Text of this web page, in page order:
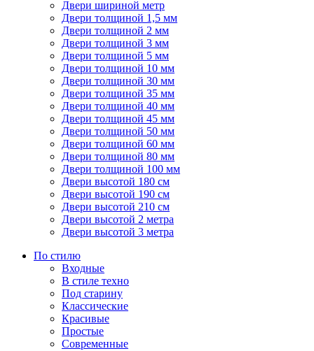
Двери шириной метр
Двери толщиной 1,5 мм
Двери толщиной 2 мм
Двери толщиной 3 мм
Двери толщиной 5 мм
Двери толщиной 10 мм
Двери толщиной 30 мм
Двери толщиной 35 мм
Двери толщиной 40 мм
Двери толщиной 45 мм
Двери толщиной 50 мм
Двери толщиной 60 мм
Двери толщиной 80 мм
Двери толщиной 100 мм
Двери высотой 180 см
Двери высотой 190 см
Двери высотой 210 см
Двери высотой 2 метра
Двери высотой 3 метра
По стилю
Входные
В стиле техно
Под старину
Классические
Красивые
Простые
Современные